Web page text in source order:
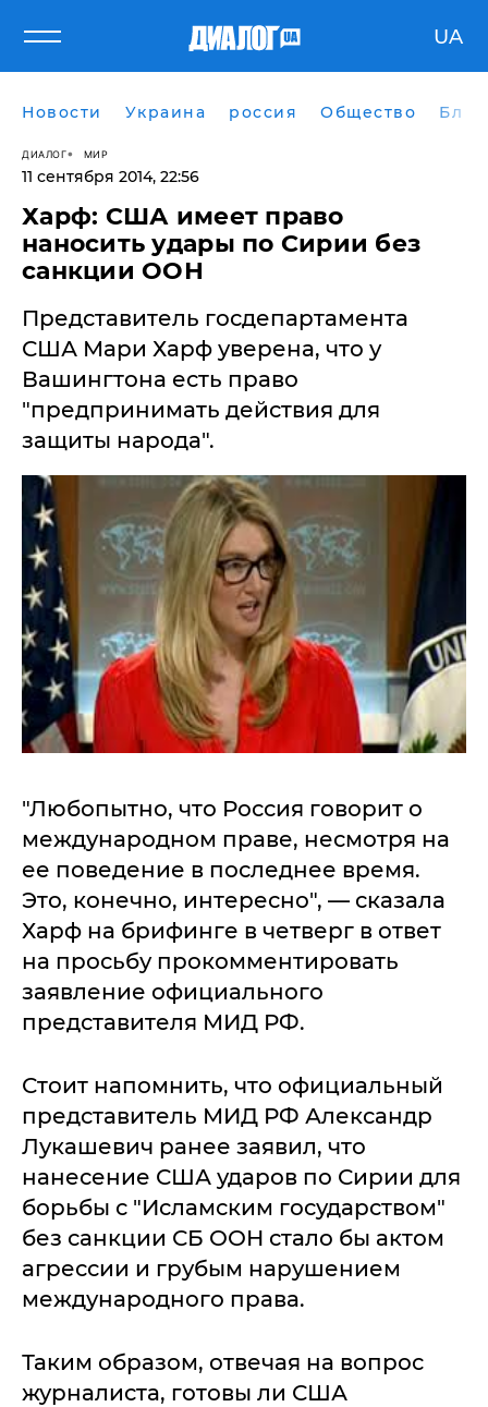
UA
Новости Украина россия Общество
ДИАЛОГ МИР
11 сентября 2014, 22:56
Харф: США имеет право
наносить удары по Сирии без
санкции ООН
Представитель госдепартамента
США Мари Харф уверена, что у
Вашингтона есть право
"предпринимать действия для
защиты народа".
"Любопытно, что Россия говорит о
международном праве, несмотря на
ее поведение в последнее время.
Это, конечно, интересно", — сказала
Харф на брифинге в четверг в ответ
на просьбу прокомментировать
заявление официального
представителя МИД РФ.
Стоит напомнить, что официальный
представитель МИД РФ Александр
Лукашевич ранее заявил, что
нанесение США ударов по Сирии для
борьбы с "Исламским государством"
без санкции СБ ООН стало бы актом
агрессии и грубым нарушением
международного права.
Таким образом, отвечая на вопрос
журналиста, готовы ли США